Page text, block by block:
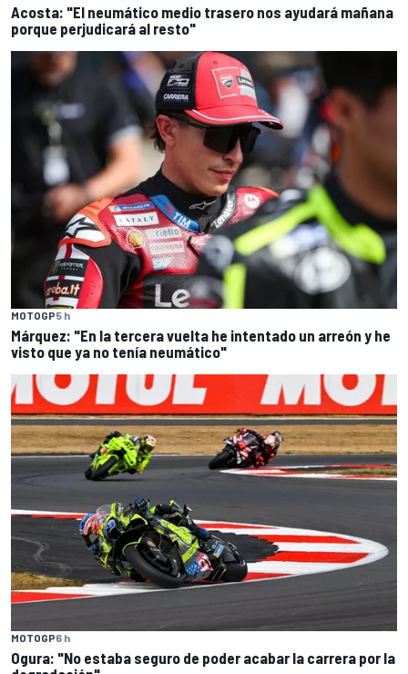
Acosta: "El neumático medio trasero nos ayudará mañana
porque perjudicará al resto"
MOTOGP5 h
Márquez: "En la tercera vuelta he intentado un arreón y he
visto que ya no tenía neumático"
MOTOGP6 h
Ogura: "No estaba seguro de poder acabar la carrera por la